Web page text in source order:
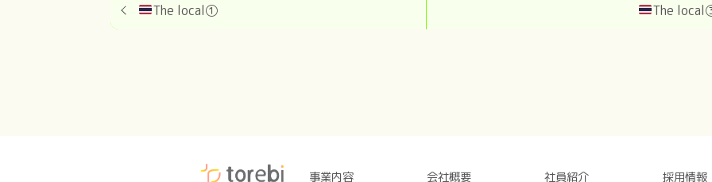
The local① The
事業内容 会社概要 社員紹介 採用情報